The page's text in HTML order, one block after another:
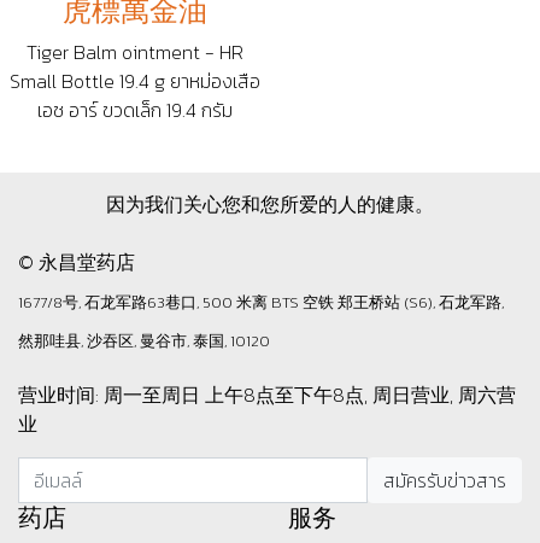
虎標萬金油
Tiger Balm ointment - HR
Small Bottle 19.4 g ยาหม่องเสือ
เอช อาร์ ขวดเล็ก 19.4 กรัม
因为我们关心您和您所爱的人的健康。
© 永昌堂药店
1677/8号, 石龙军路63巷口, 500 米离 BTS 空铁 郑王桥站 (S6), 石龙军路,
然那哇县, 沙吞区, 曼谷市, 泰国, 10120
营业时间: 周一至周日 上午8点至下午8点, 周日营业, 周六营
业
药店 服务